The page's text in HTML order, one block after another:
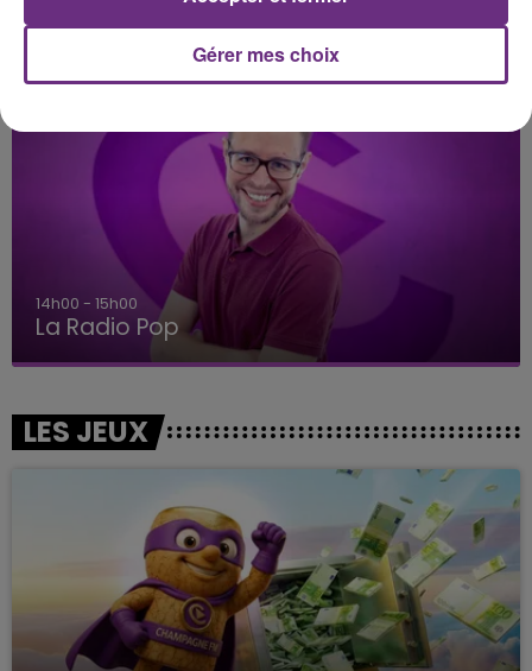
A L'ANTENNE
14h00 - 15h00
La Radio Pop
LES JEUX
Gérer mes choix